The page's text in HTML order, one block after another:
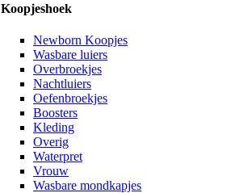
Koopjeshoek
Newborn Koopjes
Wasbare luiers
Overbroekjes
Nachtluiers
Oefenbroekjes
Boosters
Kleding
Overig
Waterpret
Vrouw
Wasbare mondkapjes